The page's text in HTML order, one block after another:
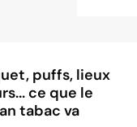
puffs, lieux
ce que le
tabac va